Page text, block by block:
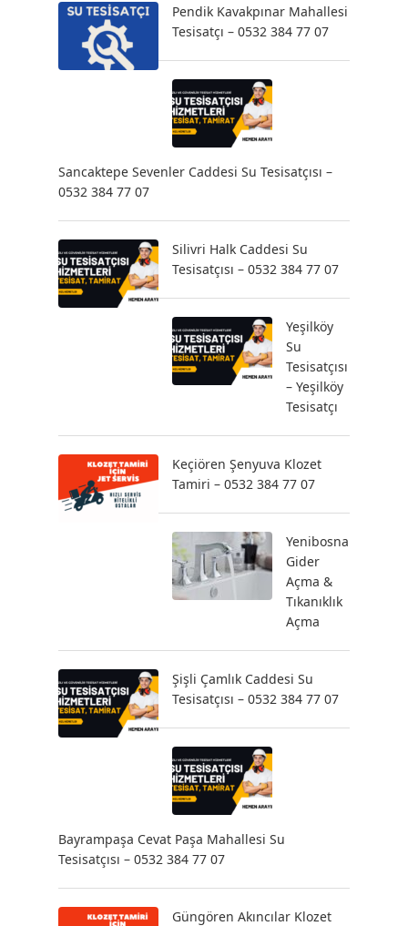
Pendik Kavakpınar Mahallesi
Tesisatçı – 0532 384 77 07
Sancaktepe Sevenler Caddesi Su Tesisatçısı –
0532 384 77 07
Silivri Halk Caddesi Su
Tesisatçısı – 0532 384 77 07
Yeşilköy
Su
Tesisatçısı
– Yeşilköy
Tesisatçı
Keçiören Şenyuva Klozet
Tamiri – 0532 384 77 07
Yenibosna
Gider
Açma &
Tıkanıklık
Açma
Şişli Çamlık Caddesi Su
Tesisatçısı – 0532 384 77 07
Bayrampaşa Cevat Paşa Mahallesi Su
Tesisatçısı – 0532 384 77 07
Güngören Akıncılar Klozet